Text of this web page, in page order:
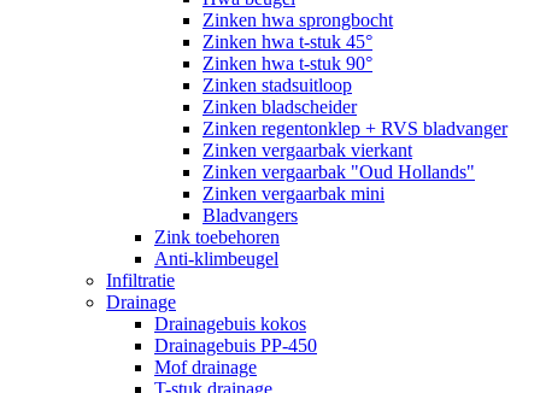
Zinken hwa sprongbocht
Zinken hwa t-stuk 45°
Zinken hwa t-stuk 90°
Zinken stadsuitloop
Zinken bladscheider
Zinken regentonklep + RVS bladvanger
Zinken vergaarbak vierkant
Zinken vergaarbak "Oud Hollands"
Zinken vergaarbak mini
Bladvangers
Zink toebehoren
Anti-klimbeugel
Infiltratie
Drainage
Drainagebuis kokos
Drainagebuis PP-450
Mof drainage
T-stuk drainage